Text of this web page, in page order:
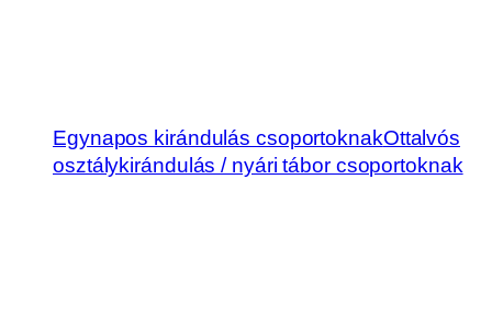
Egynapos kirándulás csoportoknakOttalvós
osztálykirándulás / nyári tábor csoportoknak